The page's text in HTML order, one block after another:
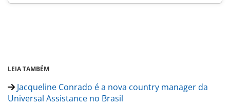
LEIA TAMBÉM
Jacqueline Conrado é a nova country manager da
Universal Assistance no Brasil